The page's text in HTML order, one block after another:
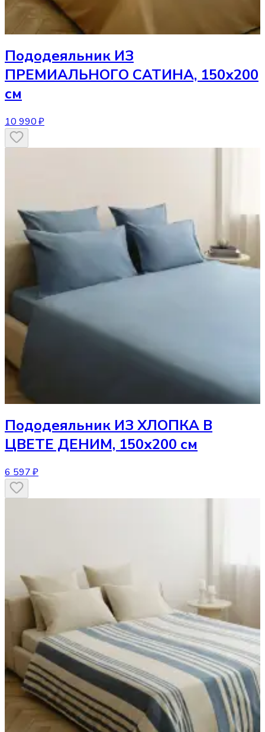
Пододеяльник ИЗ
ПРЕМИАЛЬНОГО САТИНА, 150х200
см
10 990 ₽
Пододеяльник ИЗ ХЛОПКА В
ЦВЕТЕ ДЕНИМ, 150х200 см
6 597 ₽